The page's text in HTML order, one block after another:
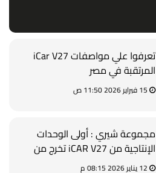
تعرفوا علي مواصفات iCar V27
المرتقبة في مصر
مجموعة شيري : أولى الوحدات
الإنتاجية من iCAR V27 تخرج من
خطوط التصنيع